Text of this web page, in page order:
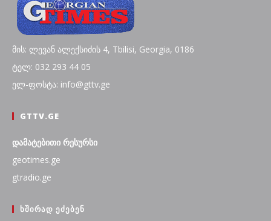
მის: ლევან ალექსიძის 4, Tbilisi, Georgia, 0186
ტელ: 032 293 44 05
ელ-ფოსტა: info@gttv.ge
GTTV.GE
დამატებითი რესურსი
geotimes.ge
gtradio.ge
ᲮᲨᲘᲠᲐᲓ ᲔᲫᲔᲑᲔᲜ